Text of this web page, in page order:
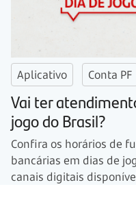
Aplicativo Conta PF
Vai ter
jogo do Brasil?
Confira os horários de
bancárias em dias de
canais digitais